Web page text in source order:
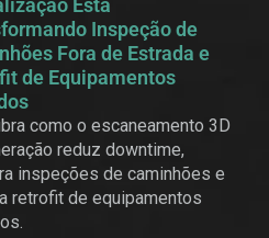
Está
Inspeção de
Fora de Estrada e
de Equipamentos
como o escaneamento 3D
reduz downtime,
inspeções de caminhões e
retrofit de equipamentos